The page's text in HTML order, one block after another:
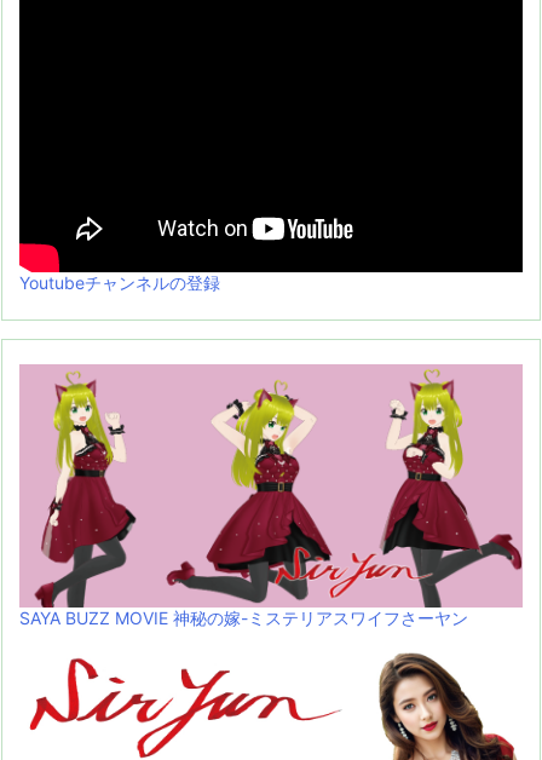
Youtubeチャンネルの登録
SAYA BUZZ MOVIE 神秘の嫁-ミステリアスワイフさーヤン